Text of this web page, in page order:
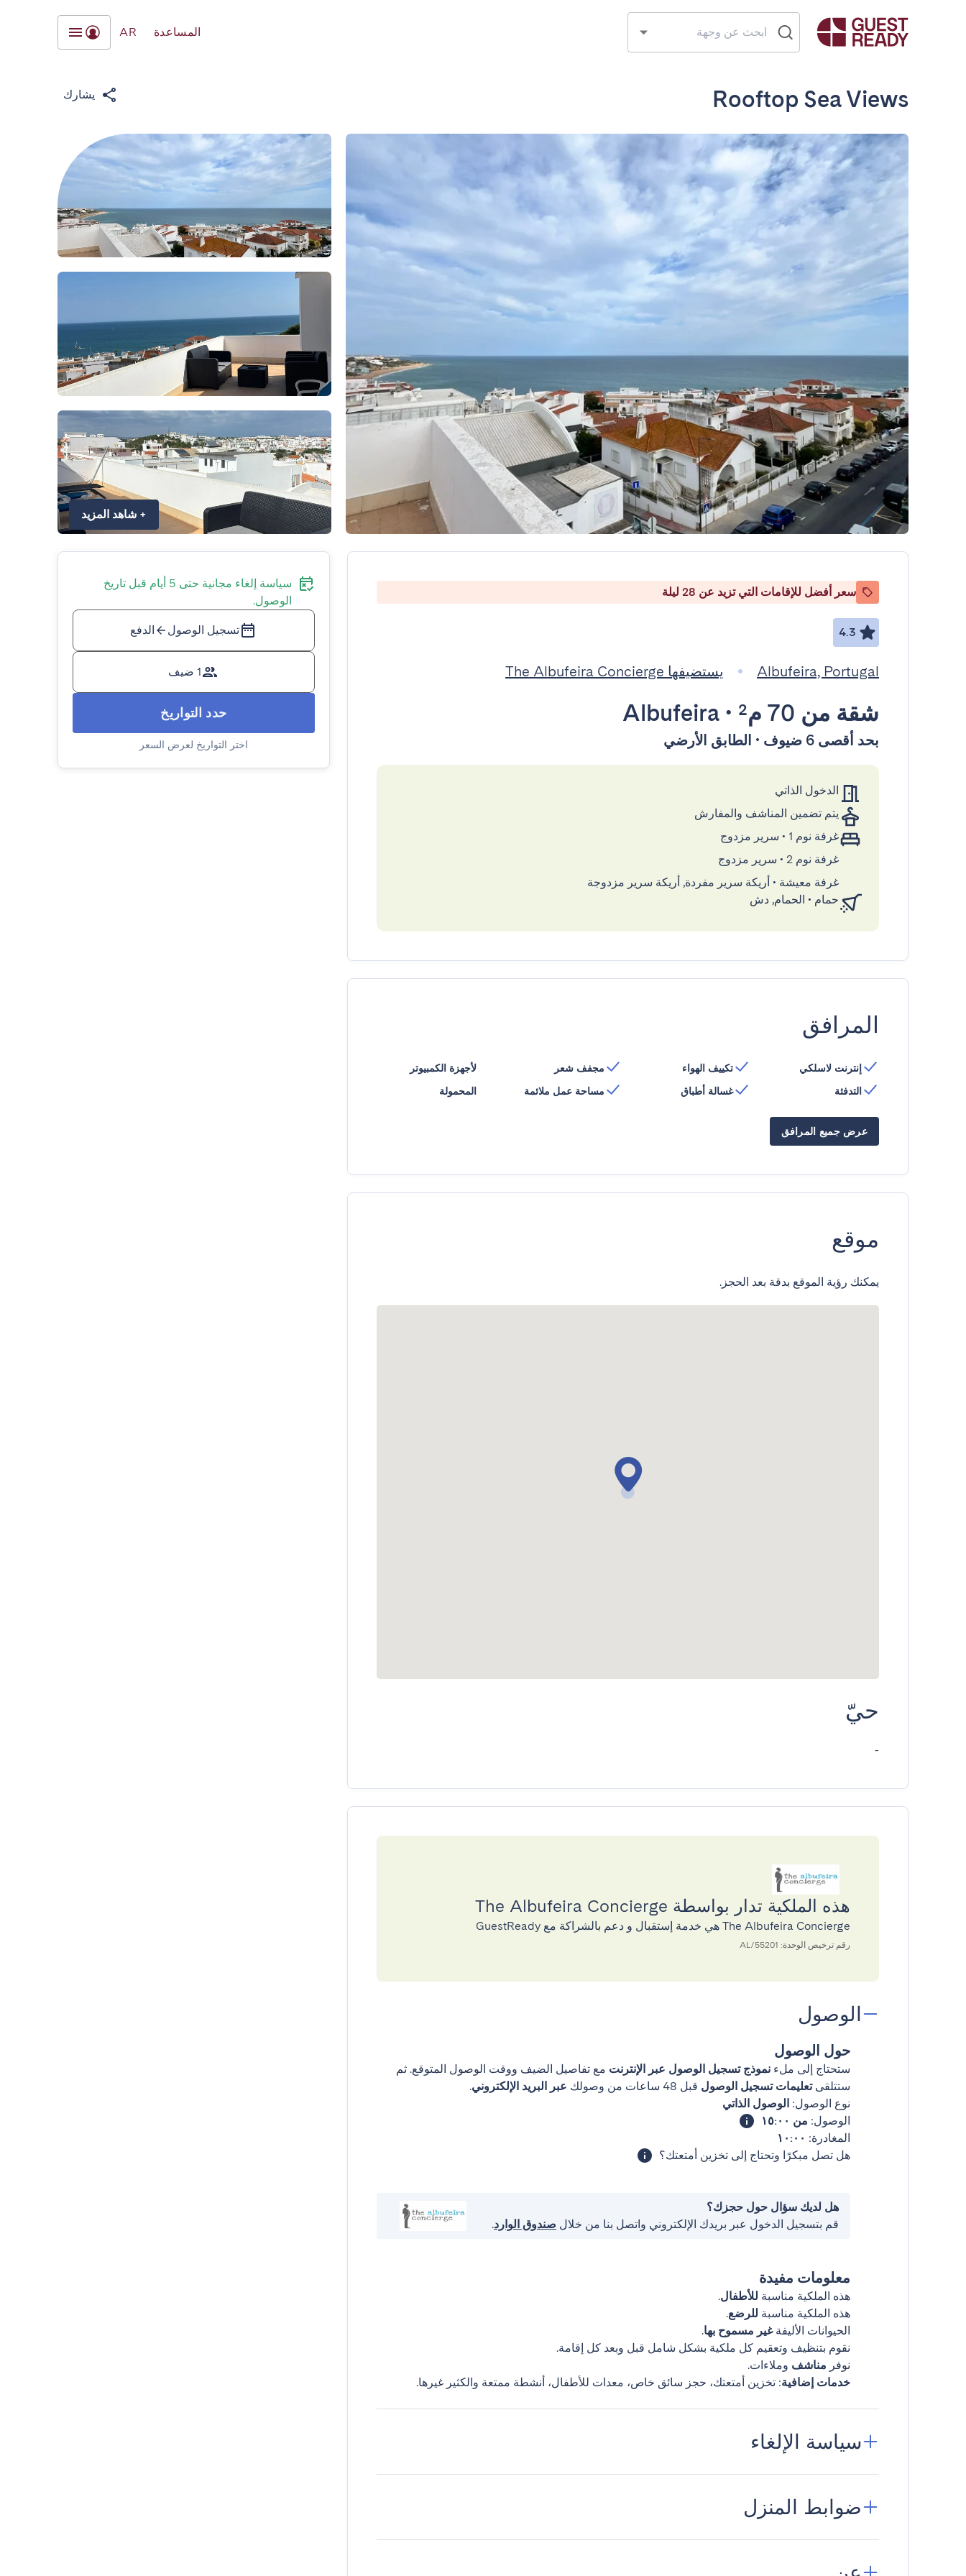
المساعدة AR
Rooftop Sea Views يشارك
+ شاهد المزيد
سعر أفضل للإقامات التي تزيد عن 28 ليلة
4.3
Albufeira, Portugal يستضيفها The Albufeira Concierge
شقة من 70 م² •
Albufeira
بحد أقصى 6 ضيوف • الطابق الأرضي
الدخول الذاتي
يتم تضمين المناشف والمفارش
غرفة نوم 1
• سرير مزدوج
غرفة نوم 2
• سرير مزدوج
غرفة معيشة • أريكة سرير مفردة, أريكة سرير مزدوجة
حمام • الحمام, دش
المرافق
إنترنت لاسلكي
التدفئة
تكييف الهواء
غسالة أطباق
مجفف شعر
مساحة عمل ملائمة
لأجهزة الكمبيوتر
المحمولة
عرض جميع المرافق
موقع
يمكنك رؤية الموقع بدقة بعد الحجز.
حيّ
-
هذه الملكية تدار بواسطة The Albufeira Concierge
The Albufeira Concierge هي خدمة إستقبال و دعم بالشراكة مع GuestReady
رقم ترخيص الوحدة: 55201/AL
الوصول
حول الوصول
ستحتاج إلى ملء نموذج تسجيل الوصول عبر الإنترنت مع تفاصيل الضيف ووقت الوصول المتوقع. ثم
ستتلقىتعليمات تسجيل الوصول قبل 48 ساعات من وصولك عبر البريد الإلكتروني.
نوع الوصول: الوصول الذاتي
الوصول: من ١٥:٠٠
المغادرة: ١٠:٠٠
هل تصل مبكرًا وتحتاج إلى تخزين أمتعتك؟
هل لديك سؤال حول حجزك؟
قم بتسجيل الدخول عبر بريدك الإلكتروني واتصل بنا من خلال صندوق الوارد.
معلومات مفيدة
هذه الملكية مناسبة للأطفال.
هذه الملكية مناسبة للرضع.
الحيوانات الأليفةغير مسموح بها.
نقوم بتنظيف وتعقيم كل ملكية بشكل شامل قبل وبعد كل إقامة.
نوفر مناشف وملاءات.
خدمات إضافية: تخزين أمتعتك، حجز سائق خاص، معدات للأطفال، أنشطة ممتعة والكثير غيرها.
سياسة الإلغاء
ضوابط المنزل
سياسة إلغاء مجانية حتى 5 أيام قبل تاريخ
الوصول.
تسجيل الوصول الدفع
1 ضيف
حدد التواريخ
اختر التواريخ لعرض السعر